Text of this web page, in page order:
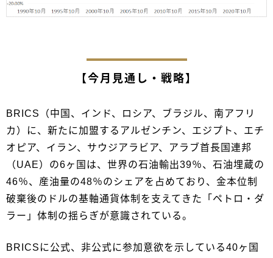
【今月見通し・戦略】
BRICS（中国、インド、ロシア、ブラジル、南アフリ
カ）に、新たに加盟するアルゼンチン、エジプト、エチ
オピア、イラン、サウジアラビア、アラブ首長国連邦
（UAE）の6ヶ国は、世界の石油輸出39％、石油埋蔵の
46％、産油量の48％のシェアを占めており、金本位制
破棄後のドルの基軸通貨体制を支えてきた「ペトロ・ダ
ラー」体制の揺らぎが意識されている。
BRICSに公式、非公式に参加意欲を示している40ヶ国